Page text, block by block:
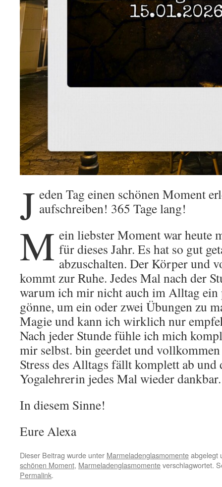
J eden Tag einen schönen Moment
aufschreiben! 365 Tage lang!
M ein liebster Moment war heute
für dieses Jahr. Es hat so gut
abzuschalten. Der Körper und
kommt zur Ruhe. Jedes Mal nach der
warum ich mir nicht auch im Alltag
gönne, um ein oder zwei Übungen zu
Magie und kann ich wirklich nur
Nach jeder Stunde fühle ich mich
mir selbst. bin geerdet und
Stress des Alltags fällt komplett ab
Yogalehrerin jedes Mal wieder
In diesem Sinne!
Eure Alexa
Dieser Beitrag wurde unter Marmeladenglasmomenteabgelegt
schönen Moment, Marmeladenglasmomenteverschlagwortet.
Permalink.